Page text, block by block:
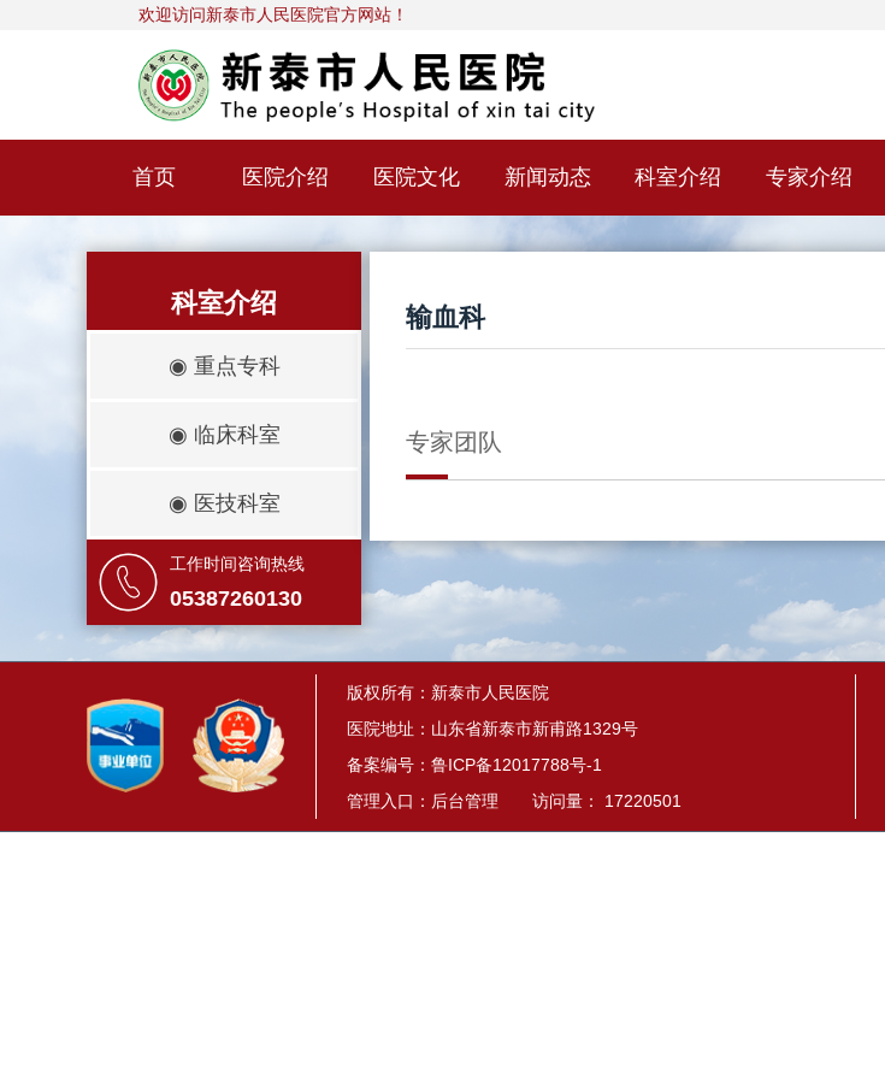
欢迎访问新泰市人民医院官方网站！
首页 医院介绍 医院文化 新闻动态 科室介绍 专家介绍
科室介绍
◉ 重点专科
◉ 临床科室
◉ 医技科室
工作时间咨询热线
05387260130
输血科
专家团队
版权所有：新泰市人民医院
医院地址：山东省新泰市新甫路1329号
备案编号： 鲁ICP备12017788号-1
管理入口： 后台管理 访问量： 17220501